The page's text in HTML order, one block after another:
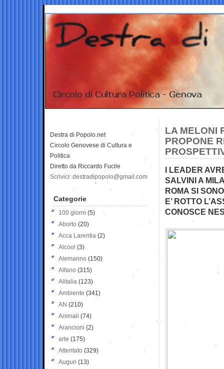
LA MELONI
PROPONE
I LEADER
SALVINI A
ROMA SI
E’ ROTTO
CONOSCE
Destra di Popolo.net
Circolo Genovese di Cultura e
Politica
Diretto da Riccardo Fucile
Scrivici: destradipopolo@gmail.com
Categorie
100 giorni (5)
Aborto (20)
Acca Larentia (2)
Alcool (3)
Alemanno (150)
Alfano (315)
Alitalia (123)
Ambiente (341)
AN (210)
Animali (74)
Arancioni (2)
arte (175)
Attentato (329)
Auguri (13)